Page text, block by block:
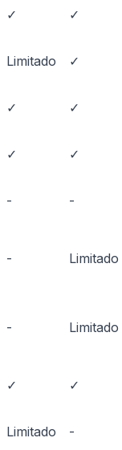
✓ ✓
Limitado ✓
✓ ✓
✓ ✓
- -
- Limitado
- Limitado
✓ ✓
Limitado -